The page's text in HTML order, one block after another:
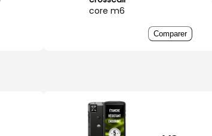
core m6
Comparer